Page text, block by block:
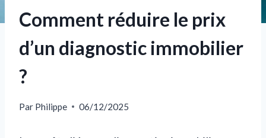
Comment réduire le prix
d’un diagnostic immobilier
?
Par Philippe 06/12/2025